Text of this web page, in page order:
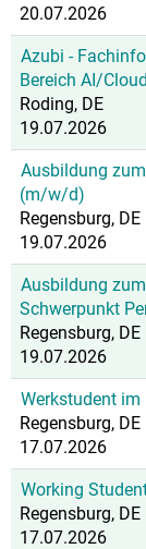
20.07.2026
Azubi -
Bereich AI/
Roding, DE
19.07.2026
Ausbildung
(m/w/d)
Regensburg, DE
19.07.2026
Ausbildung
Schwerpunkt
Regensburg, DE
19.07.2026
Werkstudent
Regensburg, DE
17.07.2026
Working
Regensburg, DE
17.07.2026